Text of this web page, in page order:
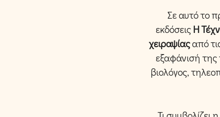
Σε αυτό το
εκδόσειςΗ
χειραψίαςαπό
εξαφάνισή
βιολόγος,